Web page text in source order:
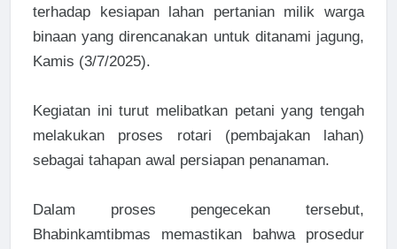
terhadap kesiapan lahan pertanian milik warga
binaan yang direncanakan untuk ditanami jagung,
Kamis (3/7/2025).
Kegiatan ini turut melibatkan petani yang tengah
melakukan proses rotari (pembajakan lahan)
sebagai tahapan awal persiapan penanaman.
Dalam proses pengecekan tersebut,
Bhabinkamtibmas memastikan bahwa prosedur